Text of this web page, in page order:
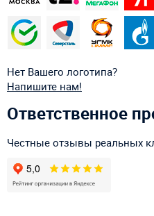
Нет Вашего логотипа?
Напишите нам!
Ответственное
Честные отзывы реальных